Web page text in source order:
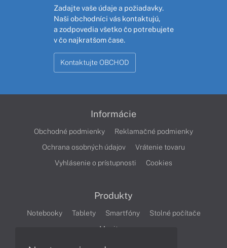
Zadajte vaše údaje a požiadavky.
Naši obchodníci vás kontaktujú,
a zodpovedia všetko čo potrebujete
v čo najkratšom čase.
Kontaktujte OBCHOD
Informácie
Obchodné podmienky
Reklamačné podmienky
Ochrana osobných údajov
Vrátenie tovaru
Vyhlásenie o prístupnosti
Cookies
Produkty
Notebooky Tablety Smartfóny
Stolné počítače
Monitory